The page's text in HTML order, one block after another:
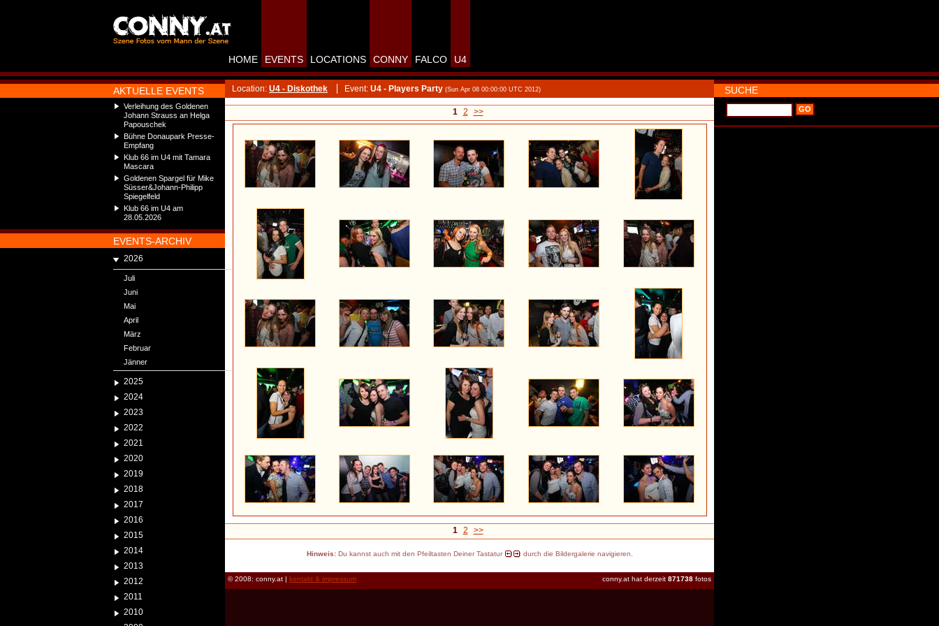
AKTUELLE EVENTS
Verleihung des Goldenen
Johann Strauss an Helga
Papouschek
Bühne Donaupark Presse-
Empfang
Klub 66 im U4 mit Tamara
Mascara
Goldenen Spargel für Mike
Süsser&Johann-Philipp
Spiegelfeld
Klub 66 im U4 am
28.05.2026
EVENTS-ARCHIV
2026
Juli
Juni
Mai
April
März
Februar
Jänner
2025
2024
2023
2022
2021
2020
2019
2018
2017
2016
2015
2014
2013
2012
2011
2010
HOME EVENTS LOCATIONS CONNY FALCO U4
Location: U4 - Diskothek Event: U4 - Players Party (Sun Apr 08 00:00:00 UTC 2012)
1 2 >>
1 2 >>
Hinweis:Du kannst auch mit den Pfeiltasten Deiner Tastatur durch die Bildergalerie navigieren.
conny.at hat derzeit 871738 fotos
© 2008: conny.at | kontakt & impressum
SUCHE